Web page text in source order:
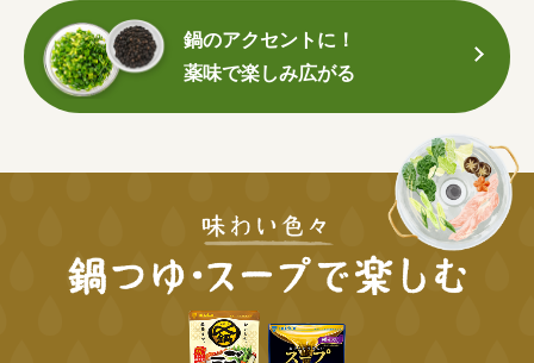
鍋のアクセントに！
薬味で楽しみ広がる